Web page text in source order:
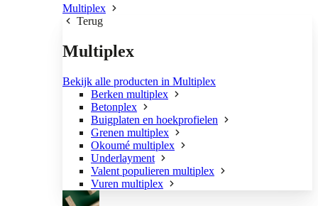
Multiplex
Terug
Multiplex
Bekijk alle producten in Multiplex
Berken multiplex
Betonplex
Buigplaten en hoekprofielen
Grenen multiplex
Okoumé multiplex
Underlayment
Valent populieren multiplex
Vuren multiplex